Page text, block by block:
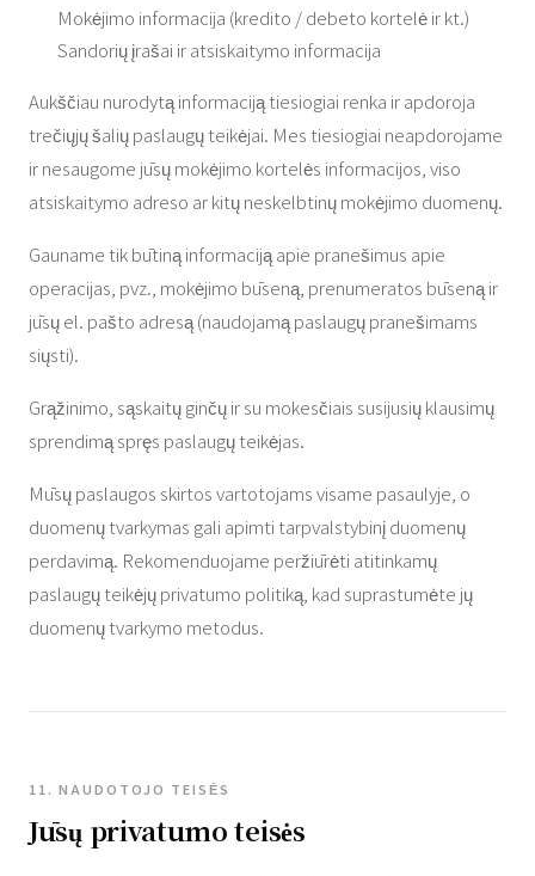
Mokėjimo informacija (kredito / debeto kortelė ir kt.)
Sandorių įrašai ir atsiskaitymo informacija
Aukščiau nurodytą informaciją tiesiogiai renka ir apdoroja
trečiųjų šalių paslaugų teikėjai. Mes tiesiogiai neapdorojame
ir nesaugome jūsų mokėjimo kortelės informacijos, viso
atsiskaitymo adreso ar kitų neskelbtinų mokėjimo duomenų.
Gauname tik būtiną informaciją apie pranešimus apie
operacijas, pvz., mokėjimo būseną, prenumeratos būseną ir
jūsų el. pašto adresą (naudojamą paslaugų pranešimams
siųsti).
Grąžinimo, sąskaitų ginčų ir su mokesčiais susijusių klausimų
sprendimą spręs paslaugų teikėjas.
Mūsų paslaugos skirtos vartotojams visame pasaulyje, o
duomenų tvarkymas gali apimti tarpvalstybinį duomenų
perdavimą. Rekomenduojame peržiūrėti atitinkamų
paslaugų teikėjų privatumo politiką, kad suprastumėte jų
duomenų tvarkymo metodus.
11. NAUDOTOJO TEISĖS
Jūsų privatumo teisės